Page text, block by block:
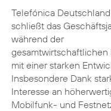
Telefónica
schließt das
während der
gesamtwirtschaftlichen
mit einer starken
Insbesondere Dank
Interesse an
Mobilfunk- und